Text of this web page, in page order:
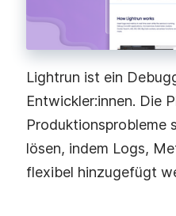
Lightrun ist ein
Entwickler:innen. Die
Produktionsprobleme
lösen, indem Logs,
flexibel hinzugefügt